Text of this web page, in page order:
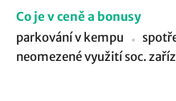
Co je v ceně a bonusy
parkování v kempu
neomezené využití soc.